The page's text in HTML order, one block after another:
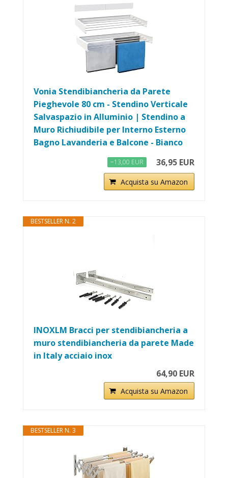
Vonia Stendibiancheria da Parete
Pieghevole 80 cm - Stendino Verticale
Salvaspazio in Alluminio | Stendino a
Muro Richiudibile per Interno Esterno
Bagno Lavanderia e Balcone - Bianco
−13,00 EUR 36,95 EUR
Acquista su Amazon
BESTSELLER N. 2
INOXLM Bracci per stendibiancheria a
muro stendibiancheria da parete Made
in Italy acciaio inox
64,90 EUR
Acquista su Amazon
BESTSELLER N. 3